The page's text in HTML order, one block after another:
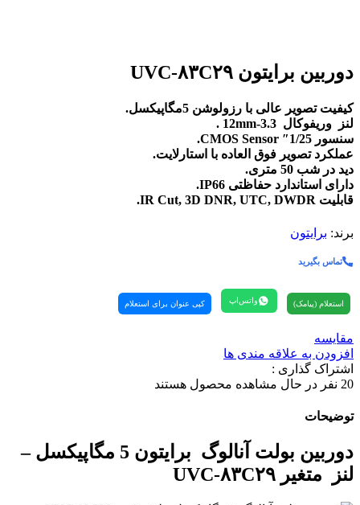
دوربین برایتون UVC-۸۳C۲۹
کیفیت تصویر عالی با رزولوشن 5مگاپیکسل.
لنز وریفوکال 3.3-12mm .
سنسور 1/25″ CMOS Sensor.
عملکرد تصویر فوق العاده با استارلایت.
دید در شب 50 متری.
دارای استاندارد حفاظتی IP66.
قابلیت IR Cut, 3D DNR, UTC, DWDR.
برند: برایتون
تماس بگیرید
استعلام (پیامک) واتس‌اپ کپی عنوان برای استعلام
مقایسه
افزودن به علاقه مندی ها
اشتراک گذاری :
20 نفر در حال مشاهده محصول هستند
توضیحات
دوربین بولت آنالوگ برایتون 5 مگاپیکسل –
لنز متغیر UVC-۸۳C۲۹